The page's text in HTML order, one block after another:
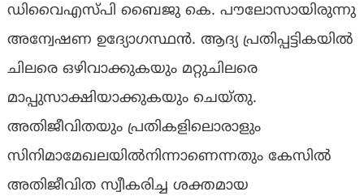
ഡിവൈഎസ്പി ബൈജു കെ. പൗലോസായിരുന്നു
അന്വേഷണ ഉദ്യോഗസ്ഥന്‍. ആദ്യ പ്രതിപ്പട്ടികയില്‍
ചിലരെ ഒഴിവാക്കുകയും മറ്റുചിലരെ
മാപ്പുസാക്ഷിയാക്കുകയും ചെയ്തു.
അതിജീവിതയും പ്രതികളിലൊരാളും
സിനിമാമേഖലയില്‍നിന്നാണെന്നതും കേസില്‍
അതിജീവിത സ്വീകരിച്ച ശക്തമായ